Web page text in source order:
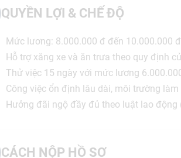
QUYỀN LỢI & CHẾ ĐỘ
Mức lương: 8.000.000 đ đến 10.000.000
Hỗ trợ xăng xe và ăn trưa theo quy định
Thử việc 15 ngày với mức lương
Công việc ổn định lâu dài, môi trường
Hưởng đãi ngộ đầy đủ theo luật lao động
CÁCH NỘP HỒ SƠ